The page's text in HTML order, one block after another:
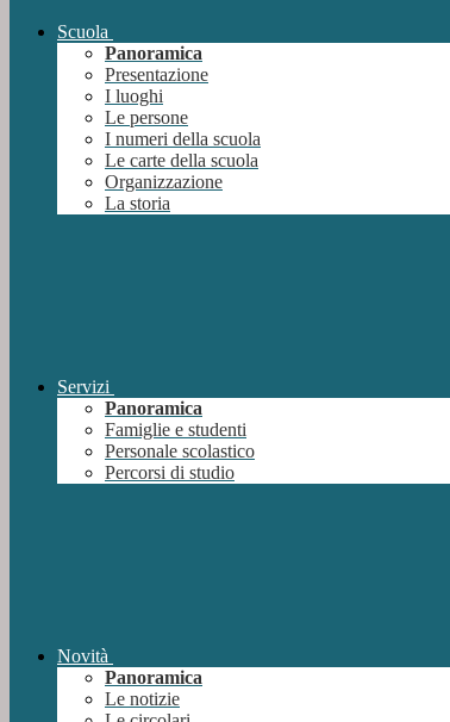
Scuola
Panoramica
Presentazione
I luoghi
Le persone
I numeri della scuola
Le carte della scuola
Organizzazione
La storia
Servizi
Panoramica
Famiglie e studenti
Personale scolastico
Percorsi di studio
Novità
Panoramica
Le notizie